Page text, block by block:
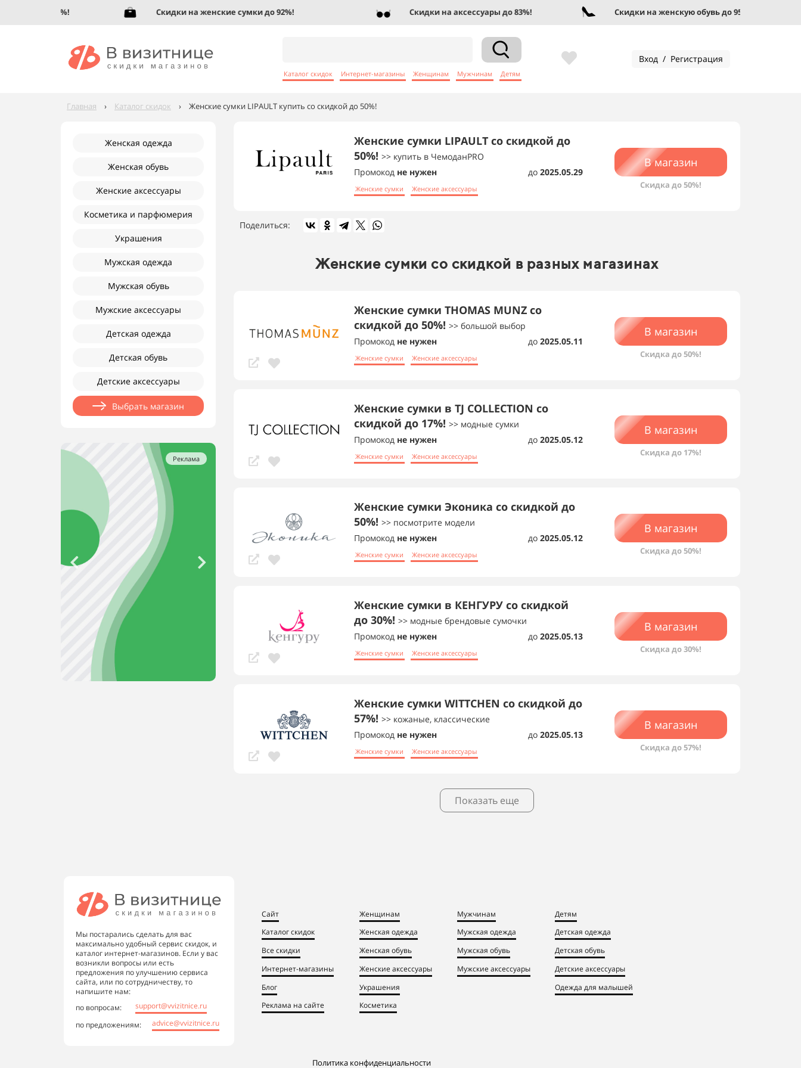
Скидки на женские сумки до 92%! Скидки на аксессуары до 83%! Скидки на женскую обувь до 95%!
Каталог скидок Интернет-магазины Женщинам Мужчинам Детям
Вход / Регистрация
Главная › Каталог скидок › Женские сумки LIPAULT купить со скидкой до 50%!
Женская одежда
Женская обувь
Женские аксессуары
Косметика и парфюмерия
Украшения
Мужская одежда
Мужская обувь
Мужские аксессуары
Детская одежда
Детская обувь
Детские аксессуары
Выбрать магазин
Реклама
Женские сумки LIPAULT со скидкой до
50%! >> купить в ЧемоданPRO
Промокод не нужен до 2025.05.29
Женские сумки Женские аксессуары
В магазин
Скидка до 50%!
Поделиться:
Женские сумки со скидкой в разных магазинах
Женские сумки THOMAS MUNZ со
скидкой до 50%! >> большой выбор
Промокод не нужен до 2025.05.11
Женские сумки Женские аксессуары
В магазин
Скидка до 50%!
Женские сумки в TJ COLLECTION со
скидкой до 17%! >> модные сумки
Промокод не нужен до 2025.05.12
Женские сумки Женские аксессуары
В магазин
Скидка до 17%!
Женские сумки Эконика со скидкой до
50%! >> посмотрите модели
Промокод не нужен до 2025.05.12
Женские сумки Женские аксессуары
В магазин
Скидка до 50%!
Женские сумки в КЕНГУРУ со скидкой
до 30%! >> модные брендовые сумочки
Промокод не нужен до 2025.05.13
Женские сумки Женские аксессуары
В магазин
Скидка до 30%!
Женские сумки WITTCHEN со скидкой до
57%! >> кожаные, классические
Промокод не нужен до 2025.05.13
Женские сумки Женские аксессуары
В магазин
Скидка до 57%!
Показать еще
Мы постарались сделать для вас
максимально удобный сервис скидок, и
каталог интернет-магазинов. Если у вас
возникли вопросы или есть
предложения по улучшению сервиса
сайта, или по сотрудничеству, то
напишите нам:
по вопросам:
support@vvizitnice.ru
по предложениям:
advice@vvizitnice.ru
Сайт
Каталог скидок
Все скидки
Интернет-магазины
Блог
Реклама на сайте
Женщинам
Женская одежда
Женская обувь
Женские аксессуары
Украшения
Косметика
Мужчинам
Мужская одежда
Мужская обувь
Мужские аксессуары
Детям
Детская одежда
Детская обувь
Детские аксессуары
Одежда для малышей
Политика конфиденциальности